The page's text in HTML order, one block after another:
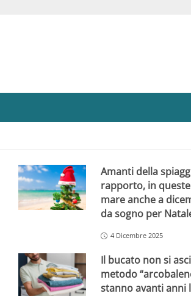
Amanti della
rapporto, in
mare anche a
da sogno per
4 Dicembre 2025
Il bucato non si
metodo
stanno avanti anni